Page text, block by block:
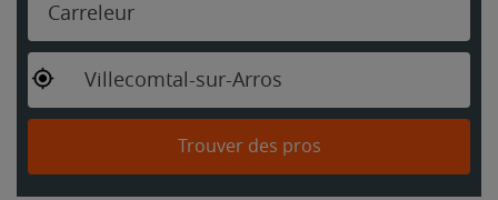
Carreleur
Villecomtal-sur-Arros
Trouver des pros